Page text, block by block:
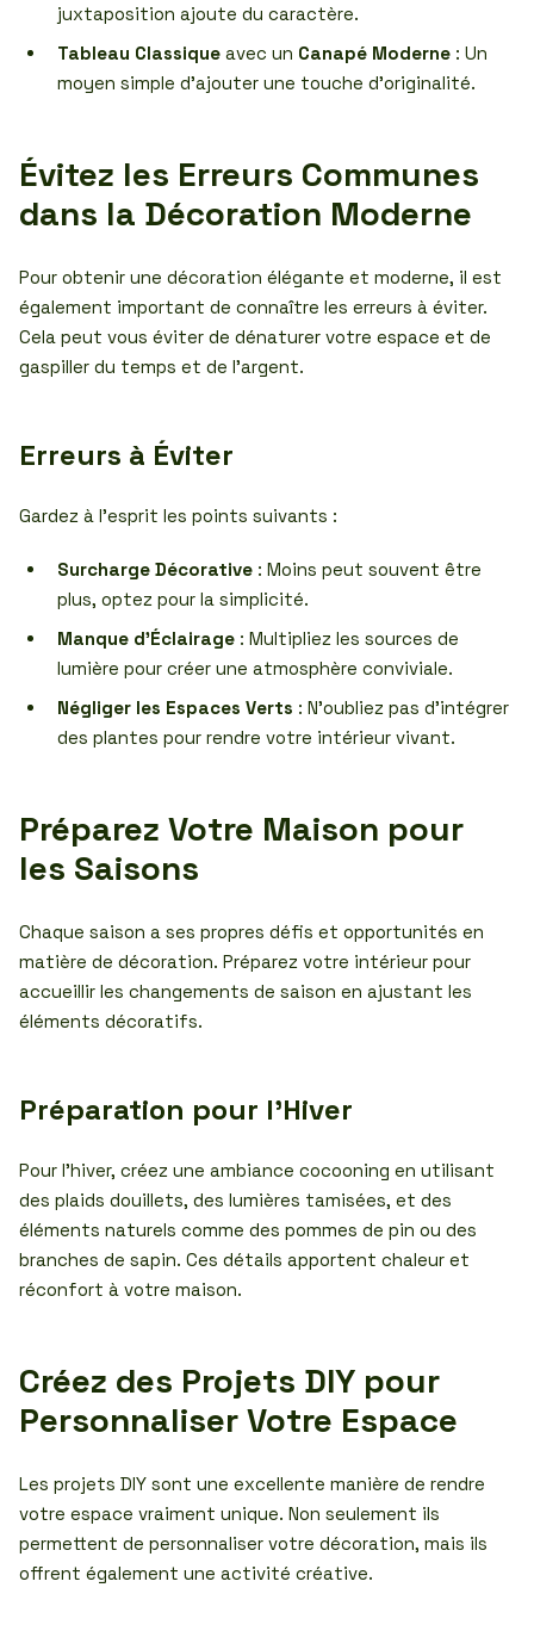
juxtaposition ajoute du caractère.
Tableau Classique avec un Canapé Moderne : Un
moyen simple d’ajouter une touche d’originalité.
Évitez les Erreurs Communes
dans la Décoration Moderne
Pour obtenir une décoration élégante et moderne, il est
également important de connaître les erreurs à éviter.
Cela peut vous éviter de dénaturer votre espace et de
gaspiller du temps et de l’argent.
Erreurs à Éviter
Gardez à l’esprit les points suivants :
Surcharge Décorative : Moins peut souvent être
plus, optez pour la simplicité.
Manque d’Éclairage : Multipliez les sources de
lumière pour créer une atmosphère conviviale.
Négliger les Espaces Verts : N’oubliez pas d’intégrer
des plantes pour rendre votre intérieur vivant.
Préparez Votre Maison pour
les Saisons
Chaque saison a ses propres défis et opportunités en
matière de décoration. Préparez votre intérieur pour
accueillir les changements de saison en ajustant les
éléments décoratifs.
Préparation pour l’Hiver
Pour l’hiver, créez une ambiance cocooning en utilisant
des plaids douillets, des lumières tamisées, et des
éléments naturels comme des pommes de pin ou des
branches de sapin. Ces détails apportent chaleur et
réconfort à votre maison.
Créez des Projets DIY pour
Personnaliser Votre Espace
Les projets DIY sont une excellente manière de rendre
votre espace vraiment unique. Non seulement ils
permettent de personnaliser votre décoration, mais ils
offrent également une activité créative.